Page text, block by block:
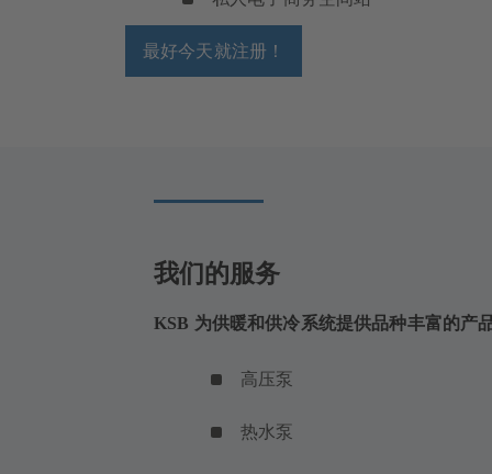
最好今天就注册！
我们的服务
KSB 为供暖和供冷系统提供品种丰富的产
高压泵
热水泵